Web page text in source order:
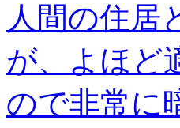
人間の住居
が、よほど
ので非常に